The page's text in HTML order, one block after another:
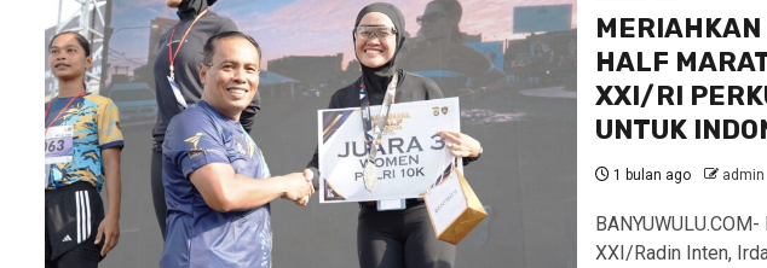
MERIAHKAN
HALF
XXI/RI
UNTUK
1 bulan ago admin
XXI/Radin Inten,